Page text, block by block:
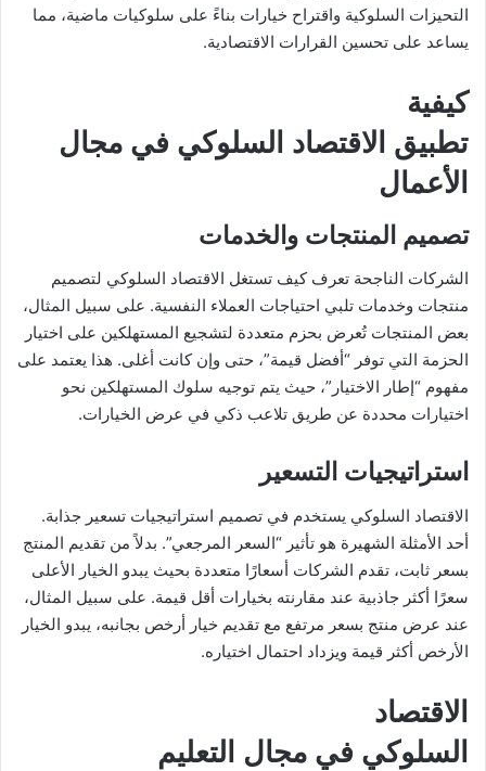
التحيزات السلوكية واقتراح خيارات بناءً على سلوكيات ماضية، مما
يساعد على تحسين القرارات الاقتصادية.
كيفية
تطبيق الاقتصاد السلوكي في مجال
الأعمال
تصميم المنتجات والخدمات
الشركات الناجحة تعرف كيف تستغل الاقتصاد السلوكي لتصميم
منتجات وخدمات تلبي احتياجات العملاء النفسية. على سبيل المثال،
بعض المنتجات تُعرض بحزم متعددة لتشجيع المستهلكين على اختيار
الحزمة التي توفر “أفضل قيمة”، حتى وإن كانت أغلى. هذا يعتمد على
مفهوم “إطار الاختيار”، حيث يتم توجيه سلوك المستهلكين نحو
اختيارات محددة عن طريق تلاعب ذكي في عرض الخيارات.
استراتيجيات التسعير
الاقتصاد السلوكي يستخدم في تصميم استراتيجيات تسعير جذابة.
أحد الأمثلة الشهيرة هو تأثير “السعر المرجعي”. بدلاً من تقديم المنتج
بسعر ثابت، تقدم الشركات أسعارًا متعددة بحيث يبدو الخيار الأعلى
سعرًا أكثر جاذبية عند مقارنته بخيارات أقل قيمة. على سبيل المثال،
عند عرض منتج بسعر مرتفع مع تقديم خيار أرخص بجانبه، يبدو الخيار
الأرخص أكثر قيمة ويزداد احتمال اختياره.
الاقتصاد
السلوكي في مجال التعليم